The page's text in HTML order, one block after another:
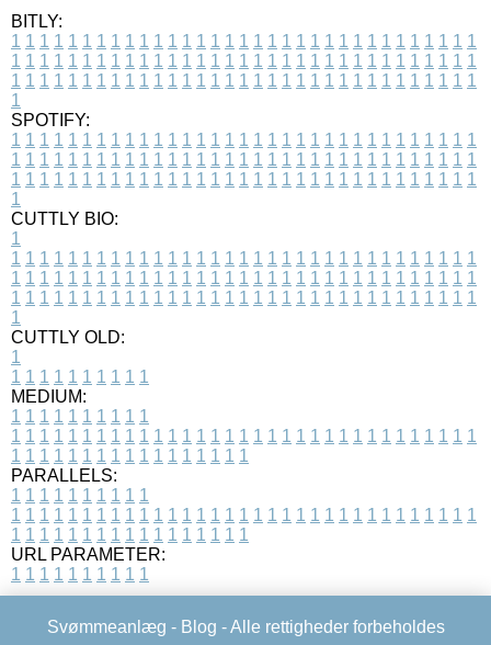
BITLY:
1 1 1 1 1 1 1 1 1 1 1 1 1 1 1 1 1 1 1 1 1 1 1 1 1 1 1 1 1 1 1 1 1
1 1 1 1 1 1 1 1 1 1 1 1 1 1 1 1 1 1 1 1 1 1 1 1 1 1 1 1 1 1 1 1 1
1 1 1 1 1 1 1 1 1 1 1 1 1 1 1 1 1 1 1 1 1 1 1 1 1 1 1 1 1 1 1 1 1
1
SPOTIFY:
1 1 1 1 1 1 1 1 1 1 1 1 1 1 1 1 1 1 1 1 1 1 1 1 1 1 1 1 1 1 1 1 1
1 1 1 1 1 1 1 1 1 1 1 1 1 1 1 1 1 1 1 1 1 1 1 1 1 1 1 1 1 1 1 1 1
1 1 1 1 1 1 1 1 1 1 1 1 1 1 1 1 1 1 1 1 1 1 1 1 1 1 1 1 1 1 1 1 1
1
CUTTLY BIO:
1
1 1 1 1 1 1 1 1 1 1 1 1 1 1 1 1 1 1 1 1 1 1 1 1 1 1 1 1 1 1 1 1 1
1 1 1 1 1 1 1 1 1 1 1 1 1 1 1 1 1 1 1 1 1 1 1 1 1 1 1 1 1 1 1 1 1
1 1 1 1 1 1 1 1 1 1 1 1 1 1 1 1 1 1 1 1 1 1 1 1 1 1 1 1 1 1 1 1 1
1
CUTTLY OLD:
1
1 1 1 1 1 1 1 1 1 1
MEDIUM:
1 1 1 1 1 1 1 1 1 1
1 1 1 1 1 1 1 1 1 1 1 1 1 1 1 1 1 1 1 1 1 1 1 1 1 1 1 1 1 1 1 1 1
1 1 1 1 1 1 1 1 1 1 1 1 1 1 1 1 1
PARALLELS:
1 1 1 1 1 1 1 1 1 1
1 1 1 1 1 1 1 1 1 1 1 1 1 1 1 1 1 1 1 1 1 1 1 1 1 1 1 1 1 1 1 1 1
1 1 1 1 1 1 1 1 1 1 1 1 1 1 1 1 1
URL PARAMETER:
1 1 1 1 1 1 1 1 1 1
Svømmeanlæg - Blog - Alle rettigheder forbeholdes